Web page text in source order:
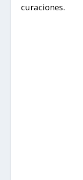
curaciones.